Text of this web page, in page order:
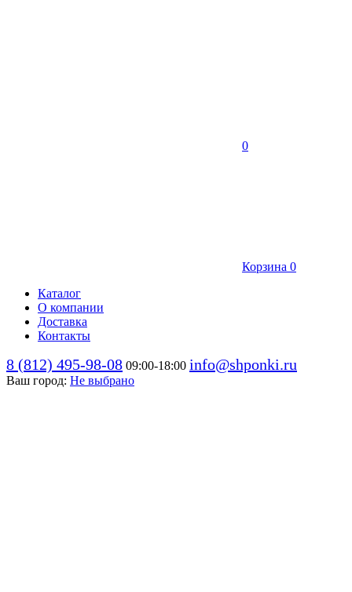
0
Корзина 0
Каталог
О компании
Доставка
Контакты
8 (812) 495-98-08 09:00-18:00 info@shponki.ru
Ваш город: Не выбрано